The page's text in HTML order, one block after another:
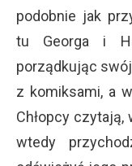
podobnie jak
tu Georga i
porządkując
z komiksami, a
Chłopcy czytają,
wtedy